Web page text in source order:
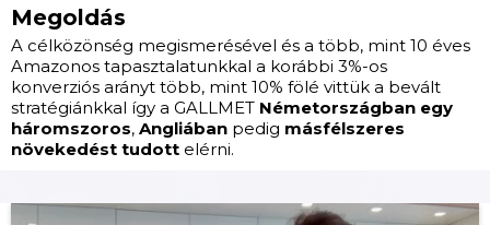
Megoldás
A célközönség megismerésével és a több, mint 10 éves
Amazonos tapasztalatunkkal a korábbi 3%-os
konverziós arányt több, mint 10% fölé vittük a bevált
stratégiánkkal így a GALLMET Németországban egy
háromszoros, Angliában pedig másfélszeres
növekedést tudott elérni.